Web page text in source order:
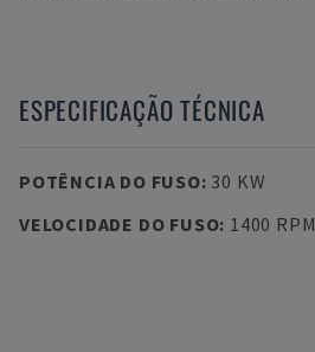
ESPECIFICAÇÃO TÉCNICA
POTÊNCIA DO FUSO: 30 KW
VELOCIDADE DO FUSO: 1400 RPM